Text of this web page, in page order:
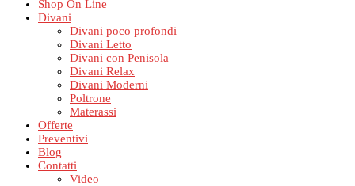
Shop On Line
Divani
Divani poco profondi
Divani Letto
Divani con Penisola
Divani Relax
Divani Moderni
Poltrone
Materassi
Offerte
Preventivi
Blog
Contatti
Video